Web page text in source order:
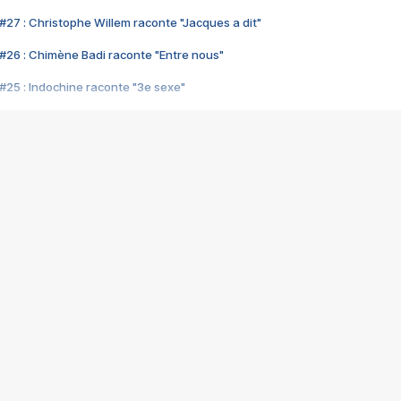
#27 : Christophe Willem raconte "Jacques a dit"
#26 : Chimène Badi raconte "Entre nous"
#25 : Indochine raconte "3e sexe"